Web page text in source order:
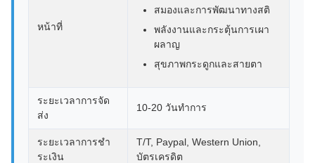
หน้าที่
สมองและการพัฒนาทางสติ
พลังงานและกระตุ้นการเผา
ผลาญ
สุขภาพกระดูกและสายตา
ระยะเวลาการจัด
ส่ง
10-20 วันทําการ
ระยะเวลาการชํา
ระเงิน
T/T, Paypal, Western Union,
บัตรเครดิต